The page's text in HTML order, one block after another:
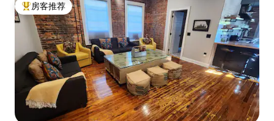
热门「房客推荐」
房客推荐